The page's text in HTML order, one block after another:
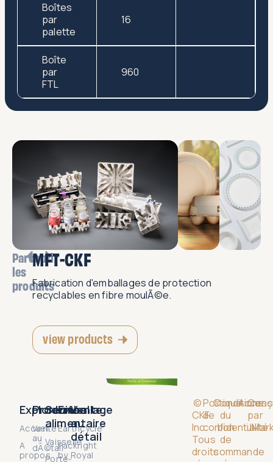
Boîtes
par
palette
16
Boîte
par
FTL
960
Parcourir
les
produits
MFT-CKF
Fabrication d'emballages de protection
recyclables en fibre moulÃ©e.
view products
Explorer
Accueil
A
propos
Produits
Vente
au
dÃ©tail
Emballage
Earthcycle
Packright
by
Service
alimentaire
Vaisselle
Porte-
Vente
au
détail
Royal
©
CKF
Inc.
Tous
droits
Politique
de
confidentialité
Conditions
du
bon
de
commande
par